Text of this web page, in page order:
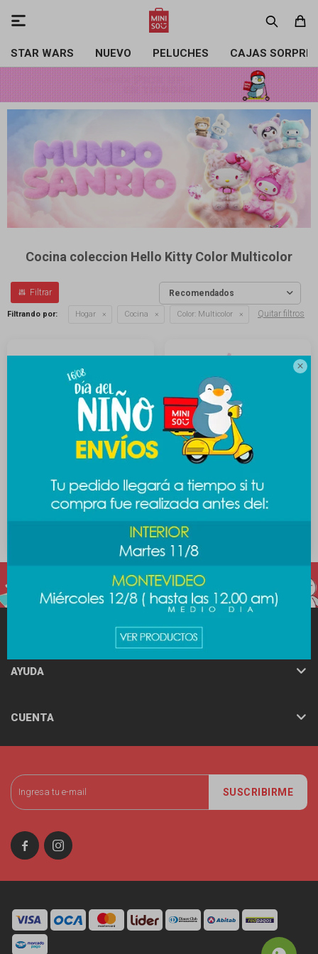

STAR WARS NUEVO PELUCHES CAJAS

Cocina coleccion Hello Kitty Color Multicolor
Recomendados
Filtrando por: Hogar Cocina Color: Multicolor Quitar filtros
Bento box Sanrio - Kitty
389
Jarro térmico Sanrio -
$ 989
SUSCRIBIRME
 
AYUDA
CUENTA